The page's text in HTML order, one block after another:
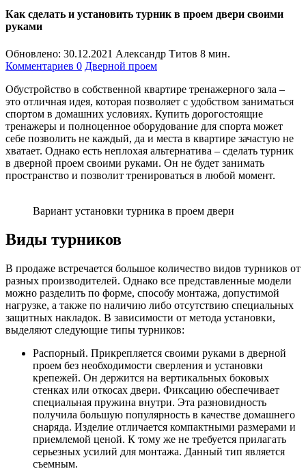
Как сделать и установить турник в проем двери своими
руками
Обновлено: 30.12.2021 Александр Титов 8 мин.
Комментариев 0 Дверной проем
Обустройство в собственной квартире тренажерного зала –
это отличная идея, которая позволяет с удобством заниматься
спортом в домашних условиях. Купить дорогостоящие
тренажеры и полноценное оборудование для спорта может
себе позволить не каждый, да и места в квартире зачастую не
хватает. Однако есть неплохая альтернатива – сделать турник
в дверной проем своими руками. Он не будет занимать
пространство и позволит тренироваться в любой момент.
Вариант установки турника в проем двери
Виды турников
В продаже встречается большое количество видов турников от
разных производителей. Однако все представленные модели
можно разделить по форме, способу монтажа, допустимой
нагрузке, а также по наличию либо отсутствию специальных
защитных накладок. В зависимости от метода установки,
выделяют следующие типы турников:
Распорный. Прикрепляется своими руками в дверной
проем без необходимости сверления и установки
крепежей. Он держится на вертикальных боковых
стенках или откосах двери. Фиксацию обеспечивает
специальная пружина внутри. Эта разновидность
получила большую популярность в качестве домашнего
снаряда. Изделие отличается компактными размерами и
приемлемой ценой. К тому же не требуется прилагать
серьезных усилий для монтажа. Данный тип является
съемным.